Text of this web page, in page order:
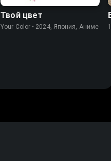
Твой цвет
Your Color • 2024, Япония, Аниме